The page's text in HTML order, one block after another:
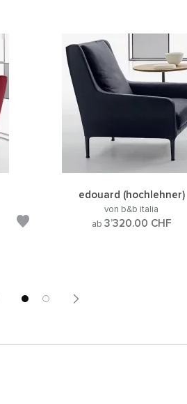
edouard (hochlehner)
von b&b italia
ab 3’320.00 CHF